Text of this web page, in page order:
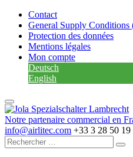
Contact
General Supply Conditions
Protection des données
Mentions légales
Mon compte
Deutsch
English
Notre partenaire commercial en
info@airlitec.com +33 3 28 50 19